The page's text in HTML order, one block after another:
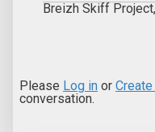
Breizh Skiff Project,
Please Log in or
conversation.